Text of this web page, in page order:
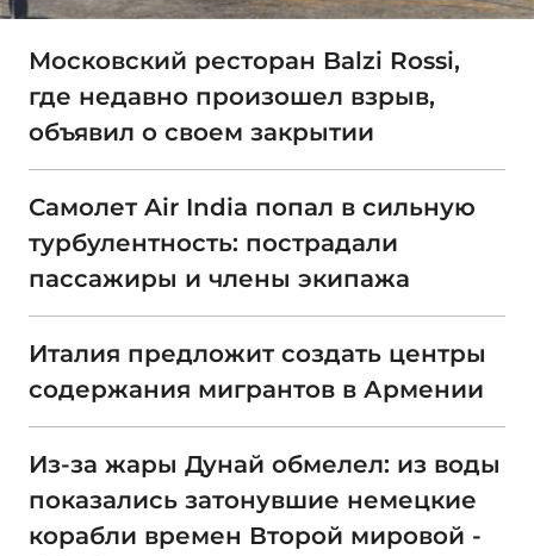
Московский ресторан Balzi Rossi,
где недавно произошел взрыв,
объявил о своем закрытии
Самолет Air India попал в сильную
турбулентность: пострадали
пассажиры и члены экипажа
Италия предложит создать центры
содержания мигрантов в Армении
Из-за жары Дунай обмелел: из воды
показались затонувшие немецкие
корабли времен Второй мировой -